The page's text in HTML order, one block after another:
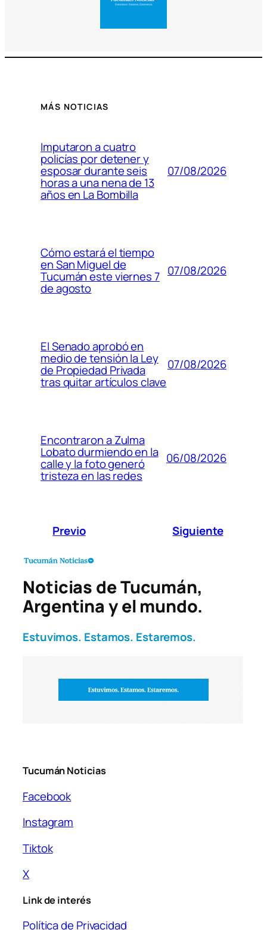
MÁS NOTICIAS
Imputaron a cuatro
policías por detener y
esposar durante seis
horas a una nena de 13
años en La Bombilla
07/08/2026
Cómo estará el tiempo
en San Miguel de
Tucumán este viernes 7
de agosto
07/08/2026
El Senado aprobó en
medio de tensión la Ley
de Propiedad Privada
tras quitar artículos clave
07/08/2026
Encontraron a Zulma
Lobato durmiendo en la
calle y la foto generó
tristeza en las redes
06/08/2026
Previo Siguiente
Noticias de Tucumán,
Argentina y el mundo.
Estuvimos. Estamos. Estaremos.
Tucumán Noticias
Facebook
Instagram
Tiktok
X
Link de interés
Política de Privacidad